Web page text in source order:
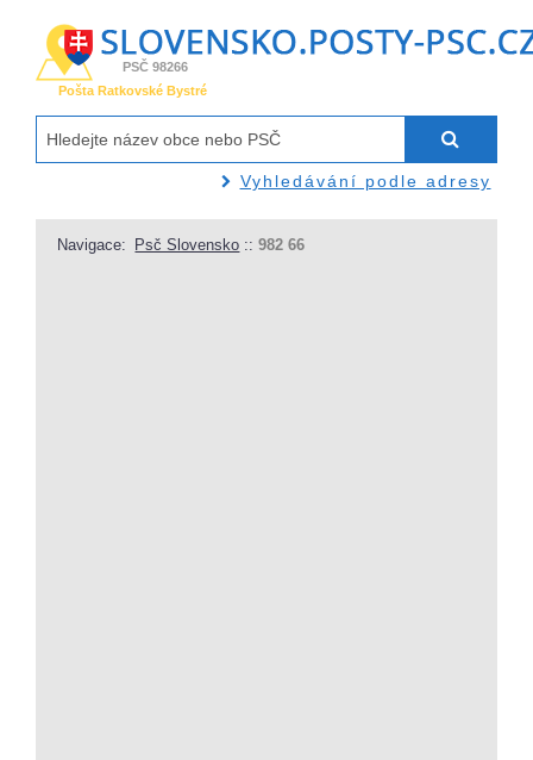
PSČ 98266
Pošta Ratkovské Bystré
Vyhledávání podle adresy
Navigace: Psč Slovensko ::982 66